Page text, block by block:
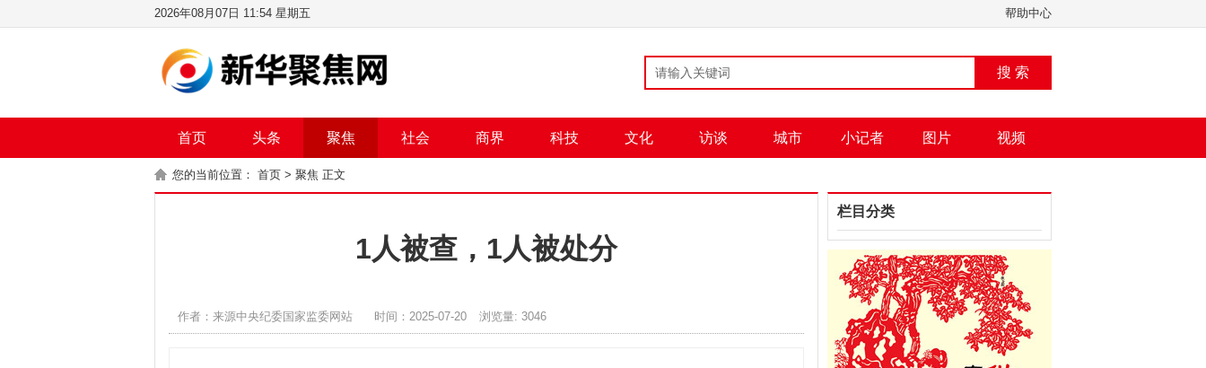
帮助中心
2026年08月07日 11:54 星期五
搜 索
首页 头条 聚焦 社会 商界 科技 文化 访谈 城市 小记者 图片 视频
您的当前位置： 首页 > 聚焦 正文
1人被查，1人被处分
作者：来源中央纪委国家监委网站 时间：2025-07-20 浏览量: 3046
栏目分类